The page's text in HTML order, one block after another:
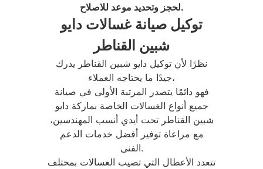
لحجز وتحديد موعد للاصلاح.
توكيل صيانة غسالات دايو
شبين القناطر
نظرًا لأن توكيل دايو شبين القناطر يدرك
جيدًا ما يحتاجه العملاء،
فهو دائمًا يتصدر المرتبة الأولى في صيانة
جميع أنواع الغسالات الخاصة بماركة دايو
شبين القناطر تحت أيدي أنسب المهندسين،
مع مراعاة توفير أفضل خدمات الدعم
الفنى.
تتعدد الأعطال التي تصيب الغسالات بمختلف